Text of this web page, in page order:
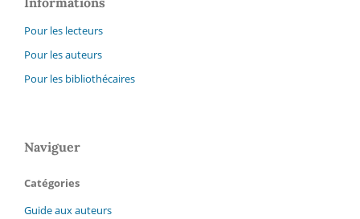
Pour les lecteurs
Pour les auteurs
Pour les bibliothécaires
Naviguer
Catégories
Guide aux auteurs